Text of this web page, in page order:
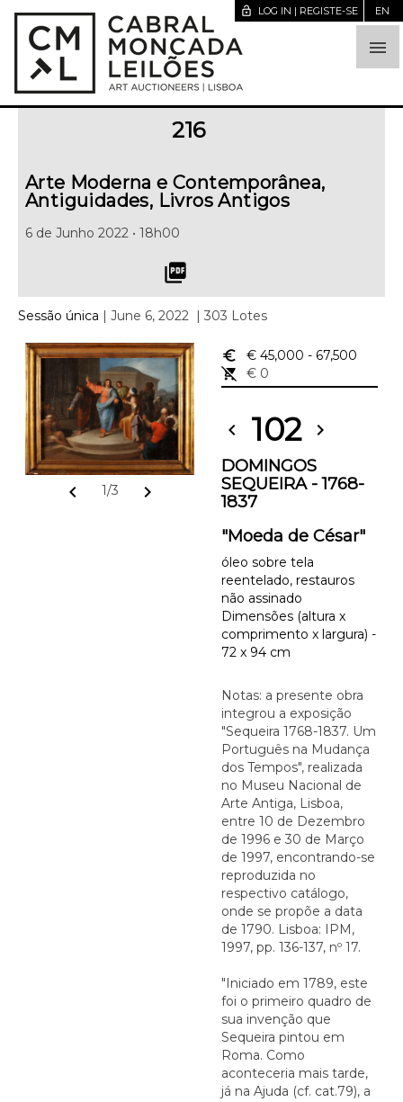

lock_open LOG IN | REGISTE-SE EN
216
Arte Moderna e Contemporânea,
Antiguidades, Livros Antigos
6 de Junho 2022 • 18h00
picture_as_pdf
Sessão única | June 6, 2022 | 303 Lotes
chevron_left 1/3 chevron_right
euro_symbol € 45,000 - 67,500
remove_shopping_cart
€ 0
chevron_left 102 chevron_right
DOMINGOS
SEQUEIRA - 1768-
1837
"Moeda de César"
óleo sobre tela
reentelado, restauros
não assinado
Dimensões (altura x
comprimento x largura) -
72 x 94 cm
Notas: a presente obra
integrou a exposição
"Sequeira 1768-1837. Um
Português na Mudança
dos Tempos", realizada
no Museu Nacional de
Arte Antiga, Lisboa,
entre 10 de Dezembro
de 1996 e 30 de Março
de 1997, encontrando-se
reproduzida no
respectivo catálogo,
onde se propõe a data
de 1790. Lisboa: IPM,
1997, pp. 136-137, nº 17.
"Iniciado em 1789, este
foi o primeiro quadro de
sua invenção que
Sequeira pintou em
Roma. Como
aconteceria mais tarde,
já na Ajuda (cf. cat.79), a